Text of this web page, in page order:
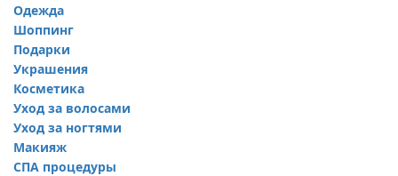
Одежда
Шоппинг
Подарки
Украшения
Косметика
Уход за волосами
Уход за ногтями
Макияж
СПА процедуры